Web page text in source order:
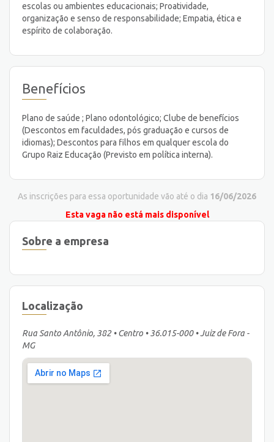
escolas ou ambientes educacionais; Proatividade,
organização e senso de responsabilidade; Empatia, ética e
espírito de colaboração.
Benefícios
Plano de saúde ; Plano odontológico; Clube de benefícios
(Descontos em faculdades, pós graduação e cursos de
idiomas); Descontos para filhos em qualquer escola do
Grupo Raiz Educação (Previsto em política interna).
As inscrições para essa oportunidade vão até o dia 16/06/2026
Esta vaga não está mais disponível
Sobre a empresa
Localização
Rua Santo Antônio, 382 • Centro • 36.015-000 • Juiz de Fora -
MG